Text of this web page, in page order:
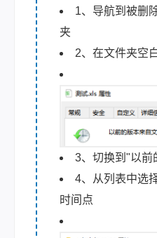
1、导航到被删
夹
2、在文件夹空
3、切换到"以前
4、从列表中选
时间点